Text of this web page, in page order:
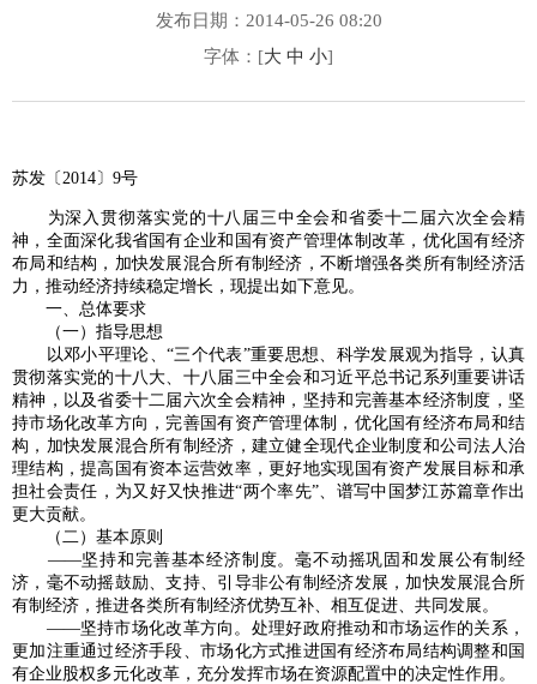
发布日期：2014-05-26 08:20
字体：[大 中 小]
苏发〔2014〕9号
为深入贯彻落实党的十八届三中全会和省委十二届六次全会精
神，全面深化我省国有企业和国有资产管理体制改革，优化国有经济
布局和结构，加快发展混合所有制经济，不断增强各类所有制经济活
力，推动经济持续稳定增长，现提出如下意见。
一、总体要求
（一）指导思想
以邓小平理论、“三个代表”重要思想、科学发展观为指导，认真
贯彻落实党的十八大、十八届三中全会和习近平总书记系列重要讲话
精神，以及省委十二届六次全会精神，坚持和完善基本经济制度，坚
持市场化改革方向，完善国有资产管理体制，优化国有经济布局和结
构，加快发展混合所有制经济，建立健全现代企业制度和公司法人治
理结构，提高国有资本运营效率，更好地实现国有资产发展目标和承
担社会责任，为又好又快推进“两个率先”、谱写中国梦江苏篇章作出
更大贡献。
（二）基本原则
——坚持和完善基本经济制度。毫不动摇巩固和发展公有制经
济，毫不动摇鼓励、支持、引导非公有制经济发展，加快发展混合所
有制经济，推进各类所有制经济优势互补、相互促进、共同发展。
——坚持市场化改革方向。处理好政府推动和市场运作的关系，
更加注重通过经济手段、市场化方式推进国有经济布局结构调整和国
有企业股权多元化改革，充分发挥市场在资源配置中的决定性作用。